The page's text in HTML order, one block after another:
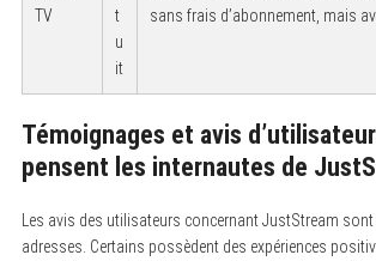
TV
t
u
it
sans frais d’abonnement, mais
Témoignages et avis
pensent les internautes de
Les avis des utilisateurs concernant JustStream
adresses. Certains possèdent des expériences